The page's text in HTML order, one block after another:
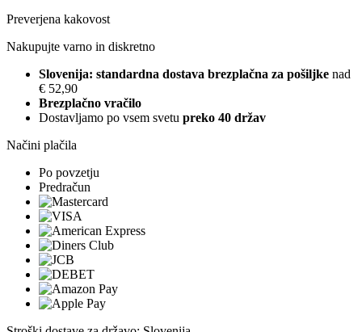
Preverjena kakovost
Nakupujte varno in diskretno
Slovenija: standardna dostava brezplačna za pošiljke nad
€ 52,90
Brezplačno vračilo
Dostavljamo po vsem svetu preko 40 držav
Načini plačila
Po povzetju
Predračun